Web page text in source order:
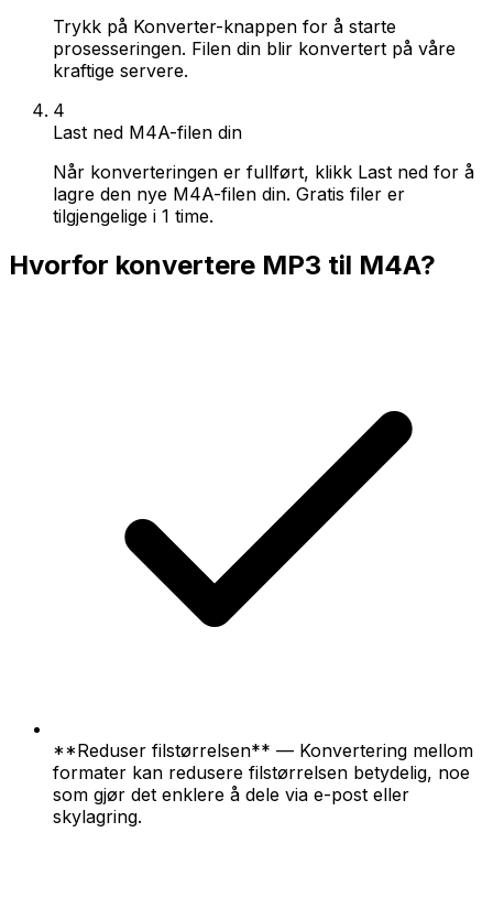
Trykk på Konverter-knappen for å starte
prosesseringen. Filen din blir konvertert på våre
kraftige servere.
4
Last ned M4A-filen din
Når konverteringen er fullført, klikk Last ned for å
lagre den nye M4A-filen din. Gratis filer er
tilgjengelige i 1 time.
Hvorfor konvertere MP3 til M4A?
**Reduser filstørrelsen** — Konvertering mellom
formater kan redusere filstørrelsen betydelig, noe
som gjør det enklere å dele via e-post eller
skylagring.